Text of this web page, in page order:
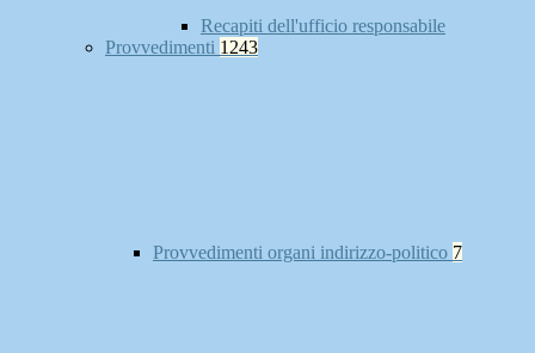
Recapiti dell'ufficio responsabile
Provvedimenti 1243
Provvedimenti organi indirizzo-politico 7